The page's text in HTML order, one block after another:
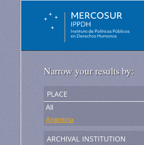
Narrow your results by:
place
All
Argentina
archival institution